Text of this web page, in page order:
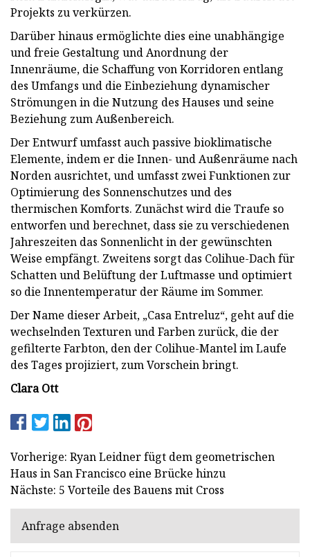
Projekts zu verkürzen.
Darüber hinaus ermöglichte dies eine unabhängige
und freie Gestaltung und Anordnung der
Innenräume, die Schaffung von Korridoren entlang
des Umfangs und die Einbeziehung dynamischer
Strömungen in die Nutzung des Hauses und seine
Beziehung zum Außenbereich.
Der Entwurf umfasst auch passive bioklimatische
Elemente, indem er die Innen- und Außenräume nach
Norden ausrichtet, und umfasst zwei Funktionen zur
Optimierung des Sonnenschutzes und des
thermischen Komforts. Zunächst wird die Traufe so
entworfen und berechnet, dass sie zu verschiedenen
Jahreszeiten das Sonnenlicht in der gewünschten
Weise empfängt. Zweitens sorgt das Colihue-Dach für
Schatten und Belüftung der Luftmasse und optimiert
so die Innentemperatur der Räume im Sommer.
Der Name dieser Arbeit, „Casa Entreluz“, geht auf die
wechselnden Texturen und Farben zurück, die der
gefilterte Farbton, den der Colihue-Mantel im Laufe
des Tages projiziert, zum Vorschein bringt.
Clara Ott
Vorherige: Ryan Leidner fügt dem geometrischen
Haus in San Francisco eine Brücke hinzu
Nächste: 5 Vorteile des Bauens mit Cross
Anfrage absenden